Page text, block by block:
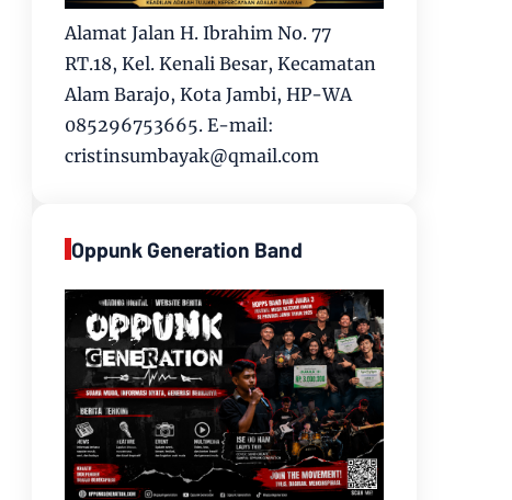
Alamat Jalan H. Ibrahim No. 77
RT.18, Kel. Kenali Besar, Kecamatan
Alam Barajo, Kota Jambi, HP-WA
085296753665. E-mail:
cristinsumbayak@qmail.com
Oppunk Generation Band